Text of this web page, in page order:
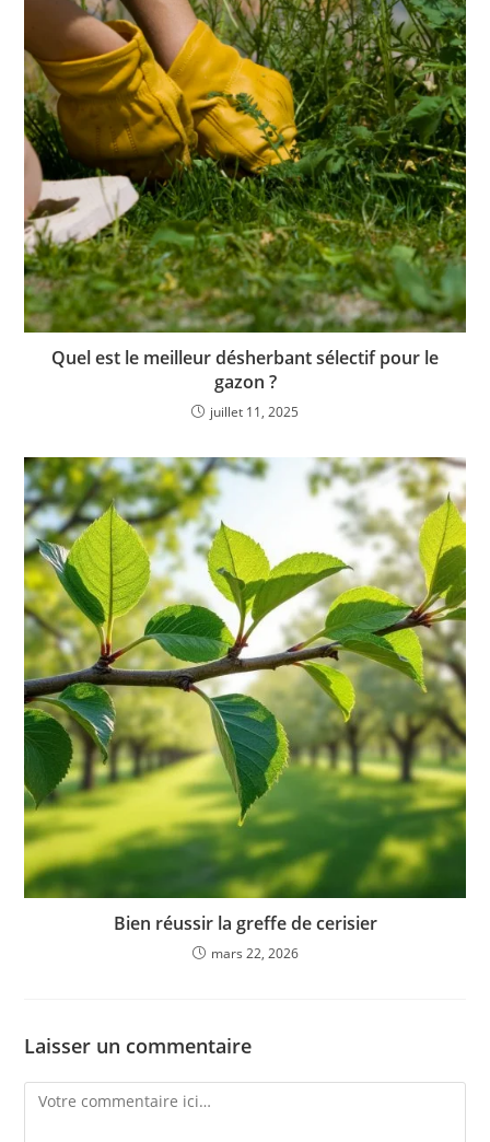
Quel est le meilleur désherbant sélectif pour le
gazon ?
juillet 11, 2025
Bien réussir la greffe de cerisier
mars 22, 2026
Laisser un commentaire